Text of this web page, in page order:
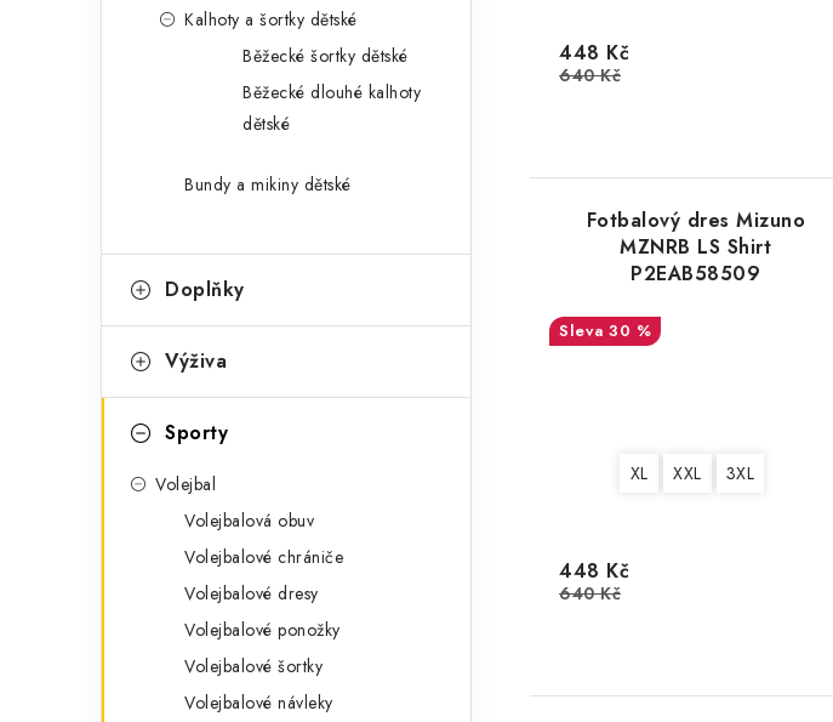
Kalhoty a šortky dětské
Běžecké šortky dětské
Běžecké dlouhé kalhoty
dětské
Bundy a mikiny dětské
Doplňky
Výživa
Sporty
Volejbal
Volejbalová obuv
Volejbalové chrániče
Volejbalové dresy
Volejbalové ponožky
Volejbalové šortky
Volejbalové návleky
ů
k
448 Kč
640 Kč
Fotbalový dres Mizuno
MZNRB LS Shirt
P2EAB58509
30 %
XL XXL 3XL
448 Kč
640 Kč